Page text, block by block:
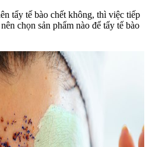
tẩy tế bào chết không, thì việc tiếp
chọn sản phẩm nào để tẩy tế bào